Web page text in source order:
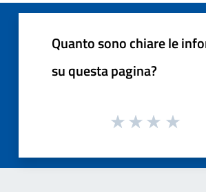
Quanto sono chiare le
su questa pagina?